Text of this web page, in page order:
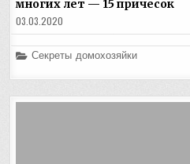
многих лет — 15 причесок
03.03.2020
Posted
Секреты домохозяйки